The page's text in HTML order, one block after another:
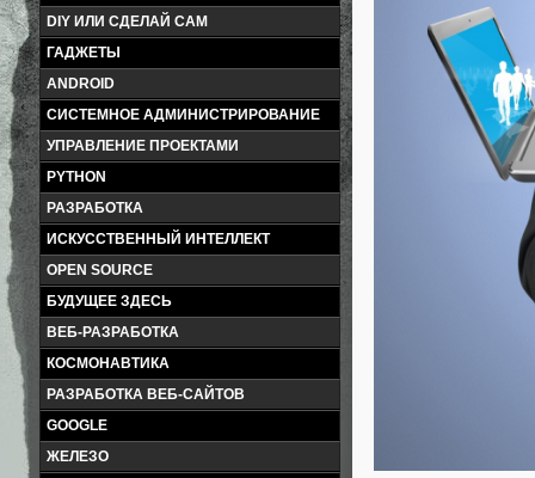
DIY ИЛИ СДЕЛАЙ САМ
ГАДЖЕТЫ
ANDROID
СИСТЕМНОЕ АДМИНИСТРИРОВАНИЕ
УПРАВЛЕНИЕ ПРОЕКТАМИ
PYTHON
РАЗРАБОТКА
ИСКУССТВЕННЫЙ ИНТЕЛЛЕКТ
OPEN SOURCE
БУДУЩЕЕ ЗДЕСЬ
ВЕБ-РАЗРАБОТКА
КОСМОНАВТИКА
РАЗРАБОТКА ВЕБ-САЙТОВ
GOOGLE
ЖЕЛЕЗО